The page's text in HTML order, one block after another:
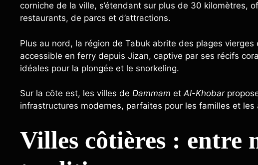
corniche de la ville, s’étendant sur plus de 30 kilomètres,
restaurants, de parcs et d’attractions.
Plus au nord, la région de Tabuk abrite des plages vierges
accessible en ferry depuis Jizan, captive par ses récifs
idéales pour la plongée et le snorkeling.
Sur la côte est, les villes de Dammam etAl-Khobar
infrastructures modernes, parfaites pour les familles et
Villes côtières : entre